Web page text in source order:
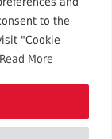
to the
"Cookie
Read More